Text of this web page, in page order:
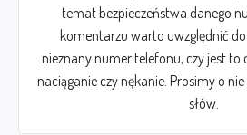
temat bezpieczeństwa danego
komentarzu warto uwzględnić
nieznany numer telefonu, czy jest
naciąganie czy nękanie. Prosimy o
słów.